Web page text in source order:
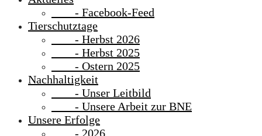
- Facebook-Feed
Tierschutztage
- Herbst 2026
- Herbst 2025
- Ostern 2025
Nachhaltigkeit
- Unser Leitbild
- Unsere Arbeit zur BNE
Unsere Erfolge
- 2026